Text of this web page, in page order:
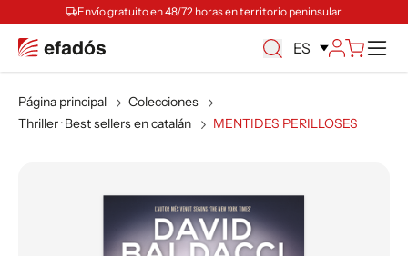
Envío gratuito en 48/72 horas en territorio peninsular
ES
Página principal
Colecciones
Thriller · Best sellers en catalán
MENTIDES PERILLOSES